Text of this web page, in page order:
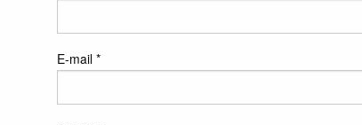
E-mail *